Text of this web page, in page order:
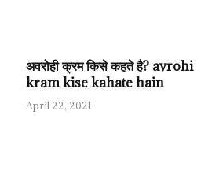
अवरोही क्रम किसे कहते है? avrohi
kram kise kahate hain
April 22, 2021